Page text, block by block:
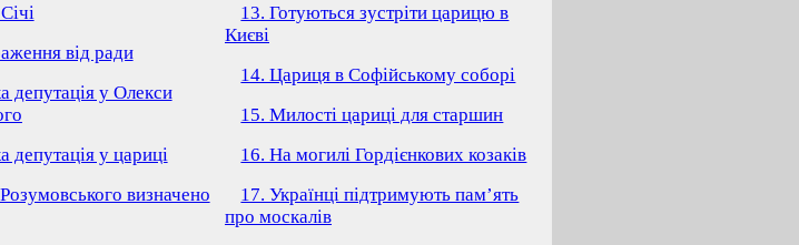
від ради
депутація у Олекси
депутація у цариці
визначено
13. Готуються зустріти царицю в
Києві
14. Цариця в Софійському соборі
15. Милості цариці для старшин
16. На могилі Гордієнкових козаків
17. Українці підтримують пам’ять
про москалів